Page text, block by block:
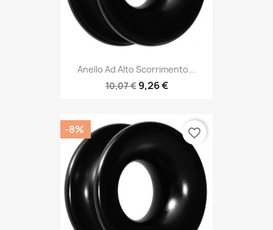
Anello Ad Alto Scorrimento...
10,07 € 9,26 €
-8% favorite_border